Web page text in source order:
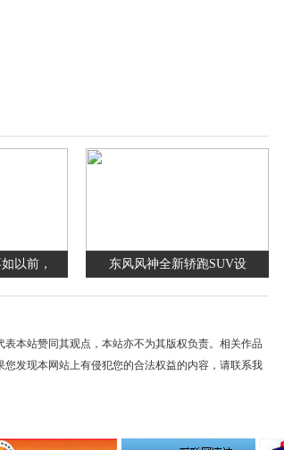
以前， 东风风神全新轿跑SUV设
本站赞同其观点，本站亦不为其版权负责。相关作品
发现本网站上有侵犯您的合法权益的内容，请联系我